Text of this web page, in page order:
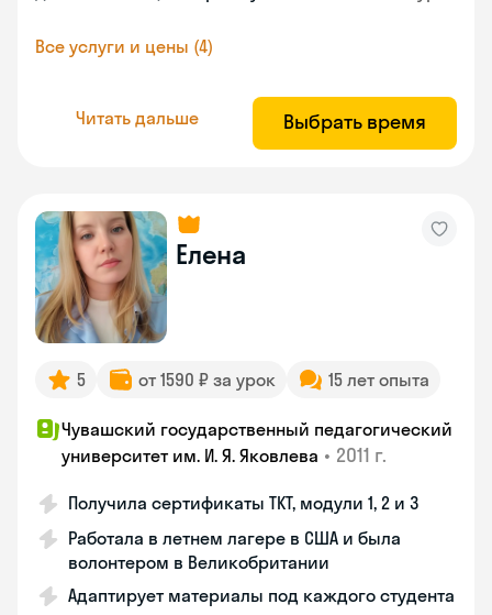
Все услуги и цены (4)
Читать дальше Выбрать время
Елена
5 от 1590 ₽ за урок 15 лет опыта
Чувашский государственный педагогический
университет им. И. Я. Яковлева • 2011 г.
Получила сертификаты TKT, модули 1, 2 и 3
Работала в летнем лагере в США и была
волонтером в Великобритании
Адаптирует материалы под каждого студента